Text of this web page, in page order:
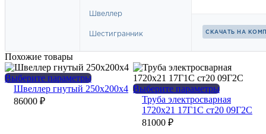
Похожие товары
Выберите параметрыЭтот
товар
Швеллер гнутый 250х200х4
86000 ₽
Выберите параметрыЭтот
товар
имеет
Труба электросварная
1720х21 17Г1С ст20 09Г2С
81000 ₽